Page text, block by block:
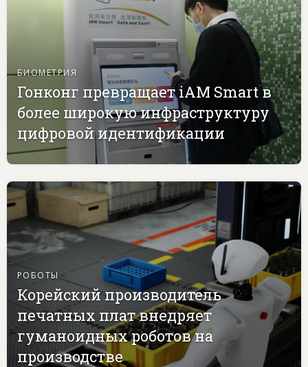
БИОМЕТРИЯ
Гонконг превращает iAM Smart в
более широкую инфраструктуру
цифровой идентификации
РОБОТЫ
Корейский производитель
печатных плат внедряет
гуманоидных роботов на
производстве